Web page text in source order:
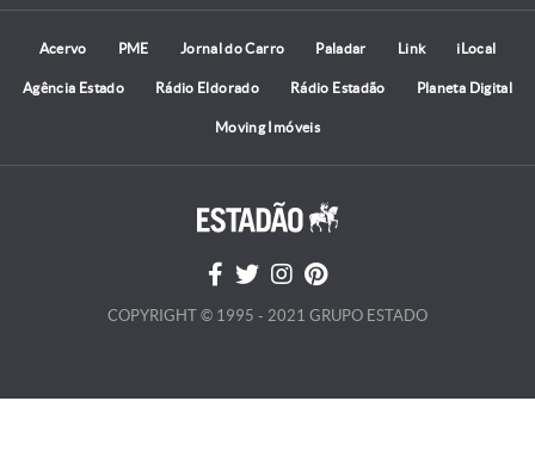
Acervo PME Jornal do Carro Paladar Link iLocal
Agência Estado Rádio Eldorado Rádio Estadão Planeta Digital
Moving Imóveis
COPYRIGHT © 1995 - 2021 GRUPO ESTADO